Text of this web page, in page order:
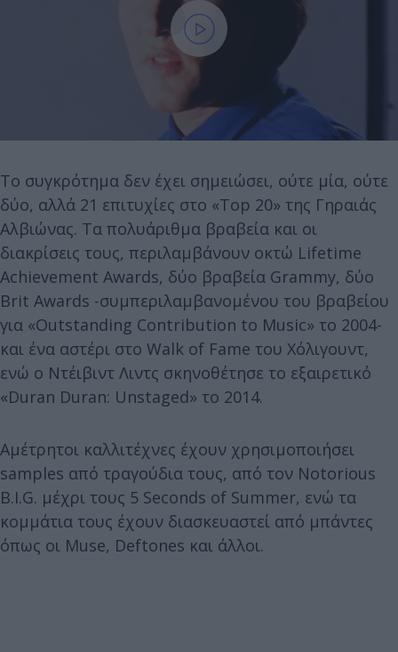
Το συγκρότημα δεν έχει σημειώσει, ούτε μία, ούτε
δύο, αλλά 21 επιτυχίες στο «Top 20» της Γηραιάς
Αλβιώνας. Τα πολυάριθμα βραβεία και οι
διακρίσεις τους, περιλαμβάνουν οκτώ Lifetime
Achievement Awards, δύο βραβεία Grammy, δύο
Brit Awards -συμπεριλαμβανομένου του βραβείου
για «Outstanding Contribution to Music» το 2004-
και ένα αστέρι στο Walk of Fame του Χόλιγουντ,
ενώ ο Ντέιβιντ Λιντς σκηνοθέτησε το εξαιρετικό
«Duran Duran: Unstaged» το 2014.
Αμέτρητοι καλλιτέχνες έχουν χρησιμοποιήσει
samples από τραγούδια τους, από τον Notorious
B.I.G. μέχρι τους 5 Seconds of Summer, ενώ τα
κομμάτια τους έχουν διασκευαστεί από μπάντες
όπως οι Muse, Deftones και άλλοι.